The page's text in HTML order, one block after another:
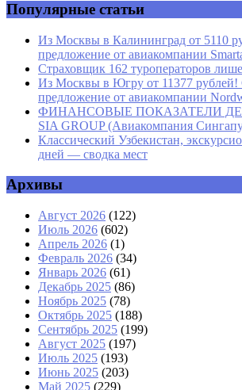
Популярные статьи
Из Москвы в Калининград от 5110
предложение от авиакомпании
Страховщик 162 туроператоров
Из Москвы в Югру от 11377 рублей!
предложение от авиакомпании
ФИНАНСОВЫЕ ПОКАЗАТЕЛИ
SIA GROUP (Авиакомпания
Классический Узбекистан,
дней — сводка мест
Архивы
Август 2026 (122)
Июль 2026 (602)
Апрель 2026 (1)
Февраль 2026 (34)
Январь 2026 (61)
Декабрь 2025 (86)
Ноябрь 2025 (78)
Октябрь 2025 (188)
Сентябрь 2025 (199)
Август 2025 (197)
Июль 2025 (193)
Июнь 2025 (203)
Май 2025 (229)